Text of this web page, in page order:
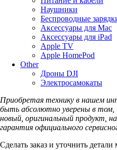
Наушники
Беспроводные
Аксессуары для Mac
Аксессуары для iPad
Apple TV
Apple HomePod
Other
Дроны DJI
Электросамокаты
Приобретая технику в нашем
быть абсолютно уверены в том,
новый, оригинальный продукт,
гарантия официального
Сделать заказ и уточнить